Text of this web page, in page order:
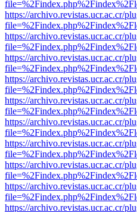
https://archivo.revistas.ucr.ac.cr/
https://archivo.revistas.ucr.ac.cr/
https://archivo.revistas.ucr.ac.cr/
https://archivo.revistas.ucr.ac.cr/
https://archivo.revistas.ucr.ac.cr/
https://archivo.revistas.ucr.ac.cr/
https://archivo.revistas.ucr.ac.cr/
https://archivo.revistas.ucr.ac.cr/
https://archivo.revistas.ucr.ac.cr/
https://archivo.revistas.ucr.ac.cr/